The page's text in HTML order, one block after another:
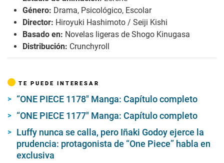
Género: Drama, Psicológico, Escolar
Director: Hiroyuki Hashimoto / Seiji Kishi
Basado en: Novelas ligeras de Shogo Kinugasa
Distribución: Crunchyroll
TE PUEDE INTERESAR
“ONE PIECE 1178″ Manga: Capítulo completo
“ONE PIECE 1177″ Manga: Capítulo completo
Luffy nunca se calla, pero Iñaki Godoy ejerce la
prudencia: protagonista de “One Piece” habla en
exclusiva